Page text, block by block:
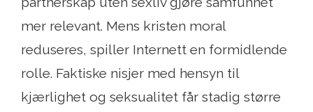
mer relevant. Mens kristen moral
reduseres, spiller Internett en formidlende
rolle. Faktiske nisjer med hensyn til
kjærlighet og seksualitet får stadig større